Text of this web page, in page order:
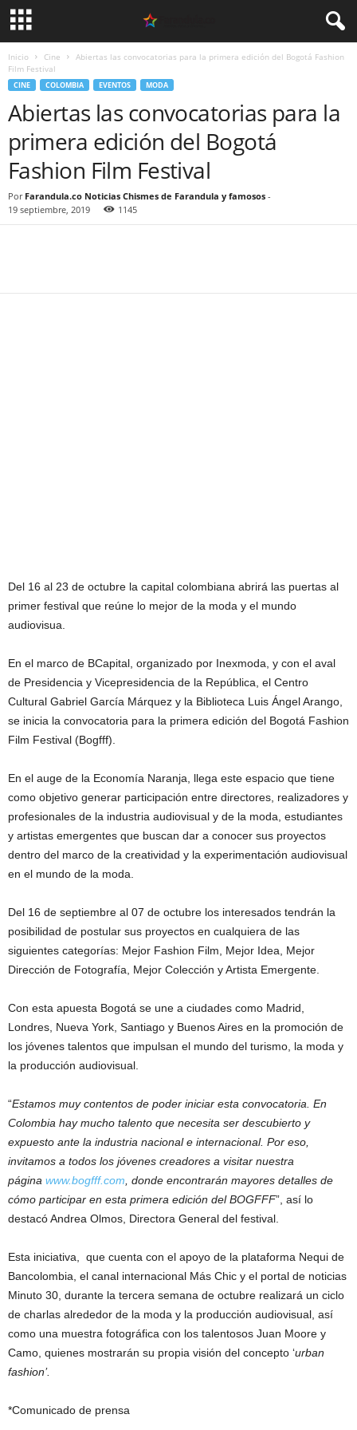
Inicio Cine
Abiertas las convocatorias para la primera edición del Bogotá Fashion
Film Festival
CINE COLOMBIA EVENTOS MODA
Abiertas las convocatorias para la
primera edición del Bogotá
Fashion Film Festival
Por Farandula.co Noticias Chismes de Farandula y famosos -
19 septiembre, 2019
1145
Del 16 al 23 de octubre la capital colombiana abrirá las puertas al
primer festival que reúne lo mejor de la moda y el mundo
audiovisua.
En el marco de BCapital, organizado por Inexmoda, y con el aval
de Presidencia y Vicepresidencia de la República, el Centro
Cultural Gabriel García Márquez y la Biblioteca Luis Ángel Arango,
se inicia la convocatoria para la primera edición del Bogotá Fashion
Film Festival (Bogfff).
En el auge de la Economía Naranja, llega este espacio que tiene
como objetivo generar participación entre directores, realizadores y
profesionales de la industria audiovisual y de la moda, estudiantes
y artistas emergentes que buscan dar a conocer sus proyectos
dentro del marco de la creatividad y la experimentación audiovisual
en el mundo de la moda.
Del 16 de septiembre al 07 de octubre los interesados tendrán la
posibilidad de postular sus proyectos en cualquiera de las
siguientes categorías: Mejor Fashion Film, Mejor Idea, Mejor
Dirección de Fotografía, Mejor Colección y Artista Emergente.
Con esta apuesta Bogotá se une a ciudades como Madrid,
Londres, Nueva York, Santiago y Buenos Aires en la promoción de
los jóvenes talentos que impulsan el mundo del turismo, la moda y
la producción audiovisual.
“Estamos muy contentos de poder iniciar esta convocatoria. En
Colombia hay mucho talento que necesita ser descubierto y
expuesto ante la industria nacional e internacional. Por eso,
invitamos a todos los jóvenes creadores a visitar nuestra
página www.bogfff.com , donde encontrarán mayores detalles de
cómo participar en esta primera edición del BOGFFF”, así lo
destacó Andrea Olmos, Directora General del festival.
Esta iniciativa, que cuenta con el apoyo de la plataforma Nequi de
Bancolombia, el canal internacional Más Chic y el portal de noticias
Minuto 30, durante la tercera semana de octubre realizará un ciclo
de charlas alrededor de la moda y la producción audiovisual, así
como una muestra fotográfica con los talentosos Juan Moore y
Camo, quienes mostrarán su propia visión del concepto ‘urban
fashion’.
*Comunicado de prensa